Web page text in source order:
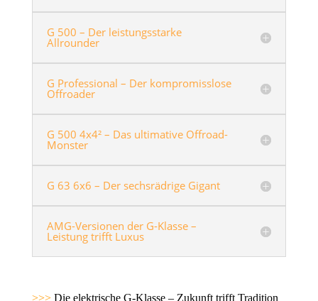
G 500 – Der leistungsstarke
Allrounder
G Professional – Der kompromisslose
Offroader
G 500 4x4² – Das ultimative Offroad-
Monster
G 63 6x6 – Der sechsrädrige Gigant
AMG-Versionen der G-Klasse –
Leistung trifft Luxus
>>>Die elektrische G-Klasse – Zukunft trifft Tradition